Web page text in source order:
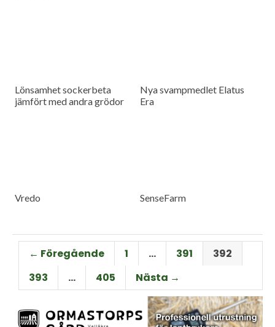
Lönsamhet sockerbeta
jämfört med andra grödor
Nya svampmedlet Elatus
Era
Vredo SenseFarm
← Föregående 1 … 391
392
393
… 405 Nästa →